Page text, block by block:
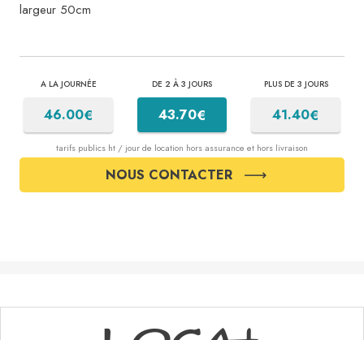
largeur 50cm
A LA JOURNÉE
46.00€
DE 2 À 3 JOURS
43.70€
PLUS DE 3 JOURS
41.40€
tarifs publics ht / jour de location hors assurance et hors livraison
NOUS CONTACTER